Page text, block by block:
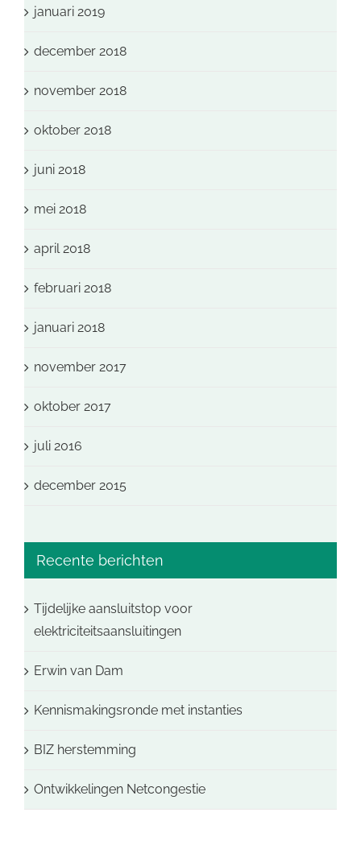
januari 2019
december 2018
november 2018
oktober 2018
juni 2018
mei 2018
april 2018
februari 2018
januari 2018
november 2017
oktober 2017
juli 2016
december 2015
Recente berichten
Tijdelijke aansluitstop voor
elektriciteitsaansluitingen
Erwin van Dam
Kennismakingsronde met instanties
BIZ herstemming
Ontwikkelingen Netcongestie